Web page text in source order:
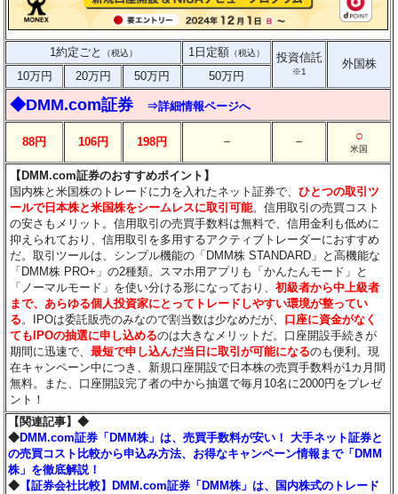
1約定ごと （税込） 1日定額 （税込） 投資信託
※1
外国株
10万円
20万円 50万円 50万円
◆DMM.com証券 ⇒詳細情報ページへ
88円 106円 198円 － － ○
米国
【DMM.com証券のおすすめポイント】
国内株と米国株のトレードに力を入れたネット証券で、ひとつの取引ツ
ールで日本株と米国株をシームレスに取引可能。信用取引の売買コスト
の安さもメリット。信用取引の売買手数料は無料で、信用金利も低めに
抑えられており、信用取引を多用するアクティブトレーダーにおすすめ
だ。取引ツールは、シンプル機能の「DMM株 STANDARD」と高機能な
「DMM株 PRO+」の2種類。スマホ用アプリも「かんたんモード」と
「ノーマルモード」を使い分ける形になっており、初級者から中上級者
まで、あらゆる個人投資家にとってトレードしやすい環境が整ってい
る。IPOは委託販売のみなので割当数は少なめだが、 口座に資金がなく
てもIPOの抽選に申し込めるのは大きなメリットだ。口座開設手続きが
期間に迅速で、最短で申し込んだ当日に取引が可能になるのも便利。現
在キャンペーン中につき、新規口座開設で日本株の売買手数料が1カ月間
無料。また、口座開設完了者の中から抽選で毎月10名に2000円をプレゼ
ント！
【関連記事】◆
◆DMM.com証券「DMM株」は、売買手数料が安い！ 大手ネット証券と
の売買コスト比較から申込み方法、お得なキャンペーン情報まで「DMM
株」を徹底解説！
◆ 【証券会社比較】DMM.com証券「DMM株」は、国内株式のトレード